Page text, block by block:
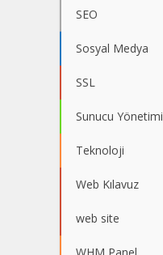
SEO
Sosyal Medya
SSL
Sunucu Yönetimi
Teknoloji
Web Kılavuz
web site
WHM Panel